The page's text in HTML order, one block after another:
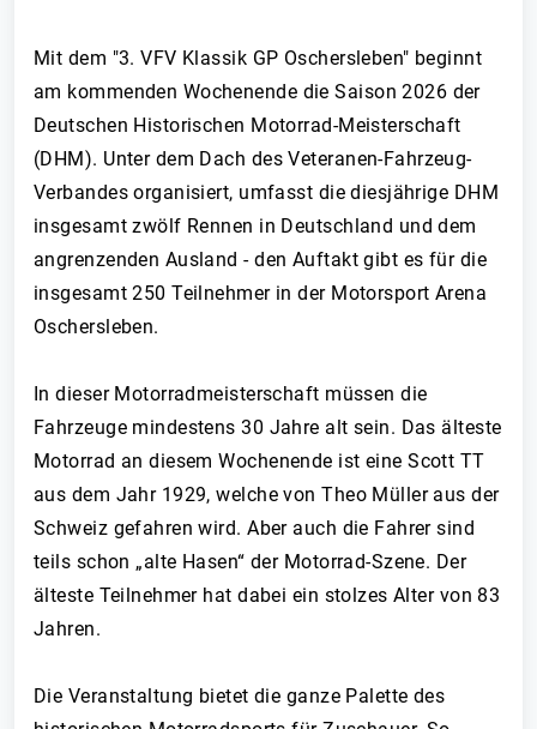
Mit dem "3. VFV Klassik GP Oschersleben" beginnt
am kommenden Wochenende die Saison 2026 der
Deutschen Historischen Motorrad-Meisterschaft
(DHM). Unter dem Dach des Veteranen-Fahrzeug-
Verbandes organisiert, umfasst die diesjährige DHM
insgesamt zwölf Rennen in Deutschland und dem
angrenzenden Ausland - den Auftakt gibt es für die
insgesamt 250 Teilnehmer in der Motorsport Arena
Oschersleben.
In dieser Motorradmeisterschaft müssen die
Fahrzeuge mindestens 30 Jahre alt sein. Das älteste
Motorrad an diesem Wochenende ist eine Scott TT
aus dem Jahr 1929, welche von Theo Müller aus der
Schweiz gefahren wird. Aber auch die Fahrer sind
teils schon „alte Hasen“ der Motorrad-Szene. Der
älteste Teilnehmer hat dabei ein stolzes Alter von 83
Jahren.
Die Veranstaltung bietet die ganze Palette des